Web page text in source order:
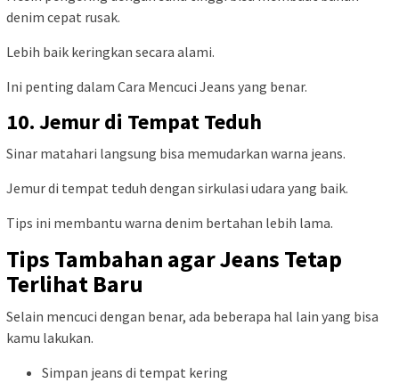
denim cepat rusak.
Lebih baik keringkan secara alami.
Ini penting dalam Cara Mencuci Jeans yang benar.
10. Jemur di Tempat Teduh
Sinar matahari langsung bisa memudarkan warna jeans.
Jemur di tempat teduh dengan sirkulasi udara yang baik.
Tips ini membantu warna denim bertahan lebih lama.
Tips Tambahan agar Jeans Tetap
Terlihat Baru
Selain mencuci dengan benar, ada beberapa hal lain yang bisa
kamu lakukan.
Simpan jeans di tempat kering